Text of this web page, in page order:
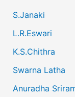
S.Janaki
L.R.Eswari
K.S.Chithra
Swarna Latha
Anuradha